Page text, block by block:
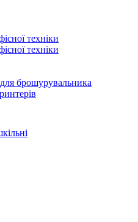
техніки
техніки
брошурувальника